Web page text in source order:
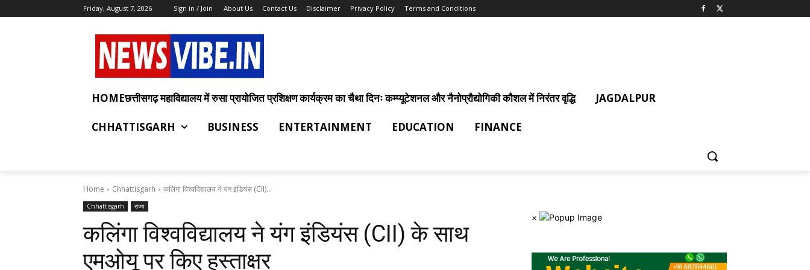
Friday, August 7, 2026 Sign in / Join About Us Contact Us Disclaimer Privacy Policy Terms and Conditions
HOMEछत्तीसगढ़ महाविद्यालय में रुसा प्रायोजित प्रशिक्षण कार्यक्रम का चैथा दिनः कम्प्यूटेशनल और नैनोप्रौद्योगिकी कौशल में निरंतर वृद्धि JAGDALPUR
CHHATTISGARH BUSINESS ENTERTAINMENT EDUCATION FINANCE
Home Chhattisgarh कलिंगा विश्वविद्यालय ने यंग इंडियंस (CII)...
Chhattisgarh राज्य
कलिंगा विश्वविद्यालय ने यंग इंडियंस (CII) के साथ
एमओयू पर किए हस्ताक्षर
×